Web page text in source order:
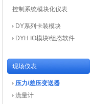
控制系统模块化仪表
DY系列卡装模块
DYH IO模块\组态软件
现场仪表
压力/差压变送器
流量计